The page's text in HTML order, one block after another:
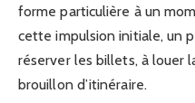
forme particulière à un
cette impulsion initiale, un
réserver les billets, à louer
brouillon d’itinéraire.